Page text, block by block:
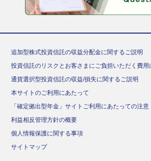
追加型株式投資信託の収益分配金に関するご説明
投資信託のリスクとお客さまにご負担いただく費用
通貨選択型投資信託の収益/損失に関するご説明
本サイトのご利用にあたって
「確定拠出型年金」サイトご利用にあたっての注意
利益相反管理方針の概要
個人情報保護に関する事項
サイトマップ